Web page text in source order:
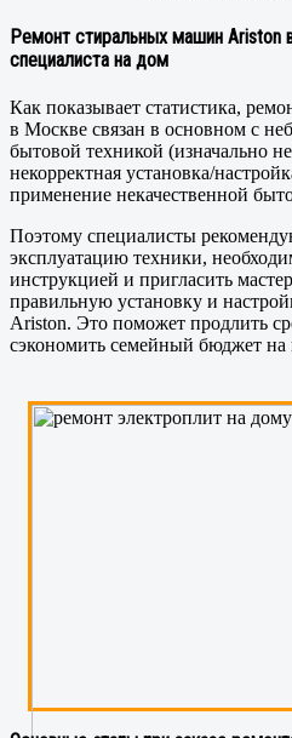
Ремонт стиральных машин
специалиста на дом
Как показывает статистика,
в Москве связан в основном с
бытовой техникой (изначально
некорректная установка/
применение некачественной
Поэтому специалисты
эксплуатацию техники,
инструкцией и пригласить
правильную установку и
Ariston. Это поможет продлить
сэкономить семейный бюджет